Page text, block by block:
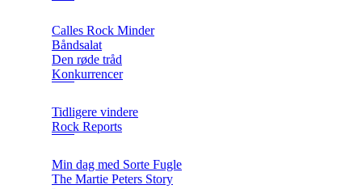
Calles Rock Minder
Båndsalat
Den røde tråd
Konkurrencer
Tidligere vindere
Rock Reports
Min dag med Sorte Fugle
The Martie Peters Story